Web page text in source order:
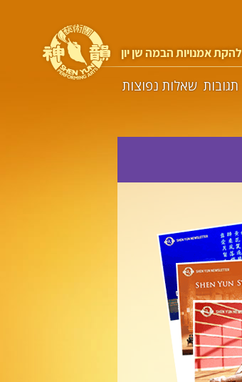
להקת אמנויות הבמה שן יון
תגובות שאלות נפוצות